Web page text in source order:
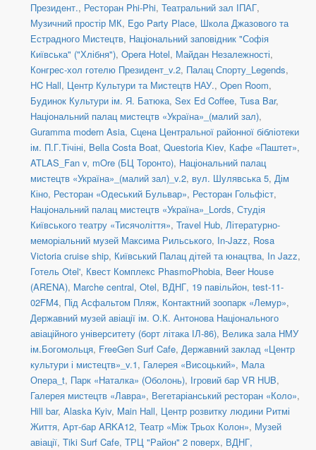
Президент., Ресторан Phi-Phi, Театральний зал ІПАГ,
Музичний простір МК, Ego Party Place, Школа Джазового та
Естрадного Мистецтв, Національний заповідник "Софія
Київська" ("Хлібня"), Opera Hotel, Майдан Незалежності,
Конгрес-хол готелю Президент_v.2, Палац Спорту_Legends,
HC Hall, Центр Культури та Мистецтв НАУ., Open Room,
Будинок Культури ім. Я. Батюка, Sex Ed Coffee, Tusa Bar,
Національний палац мистецтв «Україна»_(малий зал),
Guramma modern Asia, Сцена Центральної районної бібліотеки
ім. П.Г.Тічіні, Bella Costa Boat, Questoria Kiev, Кафе «Паштет»,
ATLAS_Fan v, mOre (БЦ Торонто), Національний палац
мистецтв «Україна»_(малий зал)_v.2, вул. Шулявська 5, Дім
Кіно, Ресторан «Одеський Бульвар», Ресторан Гольфіст,
Національний палац мистецтв «Україна»_Lords, Студія
Київського театру «Тисячоліття», Travel Hub, Літературно-
меморіальний музей Максима Рильського, In-Jazz, Rosa
Victoria cruise ship, Київський Палац дітей та юнацтва, In Jazz,
Готель Otel', Квест Комплекс PhasmoPhobia, Beer House
(ARENA), Marche central, Otel, ВДНГ, 19 павільйон, test-11-
02FM4, Під Асфальтом Пляж, Контактний зоопарк «Лемур»,
Державний музей авіації ім. О.К. Антонова Національного
авіаційного університету (борт літака ІЛ-86), Велика зала НМУ
ім.Богомольця, FreeGen Surf Cafe, Державний заклад «Центр
культури і мистецтв»_v.1, Галерея «Висоцький», Мала
Опера_t, Парк «Наталка» (Оболонь), Ігровий бар VR HUB,
Галерея мистецтв «Лавра», Вегетаріанський ресторан «Коло»,
Hill bar, Alaska Kyiv, Main Hall, Центр розвитку людини Ритмі
Життя, Арт-бар ARKA12, Театр «Між Трьох Колон», Музей
авіації, Tiki Surf Cafe, ТРЦ "Район" 2 поверх, ВДНГ,